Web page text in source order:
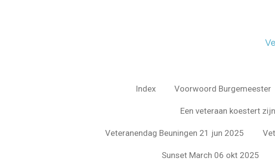
Index Voorwoord Burgemeester
Een veteraan koestert
Veteranendag Beuningen 21 jun 2025
Sunset March 06 okt 2025